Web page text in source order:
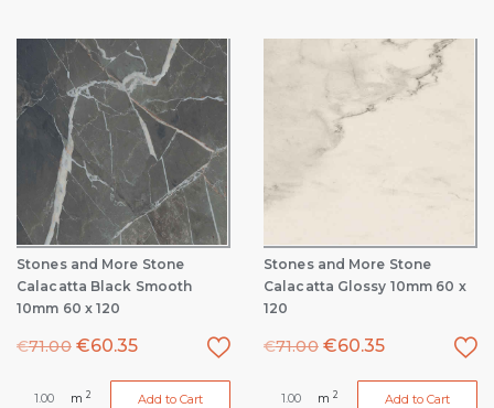
Stones and More Stone
Calacatta Black Smooth
10mm 60 x 120
€71.00 €60.35
m 2 Add to Cart
Stones and More Stone
Calacatta Glossy 10mm 60 x
120
€71.00 €60.35
m 2 Add to Cart